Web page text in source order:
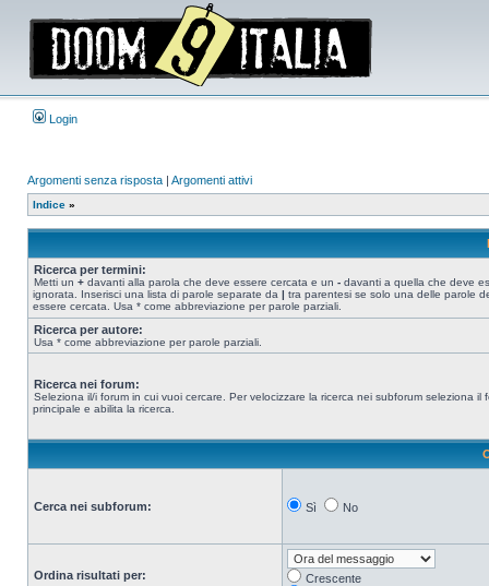
Login
Argomenti senza risposta | Argomenti attivi
Indice »
Ricerca per termini:
Metti un + davanti alla parola che deve essere cercata e un - davanti a quella che deve
ignorata. Inserisci una lista di parole separate da | tra parentesi se solo una delle parole
essere cercata. Usa * come abbreviazione per parole parziali.
Ricerca per autore:
Usa * come abbreviazione per parole parziali.
Ricerca nei forum:
Seleziona il/i forum in cui vuoi cercare. Per velocizzare la ricerca nei subforum seleziona il
principale e abilita la ricerca.
Cerca nei subforum: Sì No
Ordina risultati per:
Crescente